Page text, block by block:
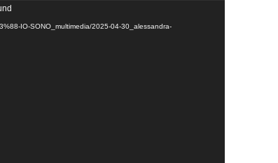
IO-SONO_multimedia/2025-04-30_alessandra-